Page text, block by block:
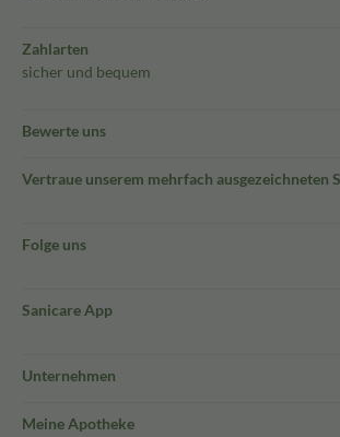
Zahlarten
sicher und bequem
Bewerte uns
Vertraue unserem mehrfach ausgezeichneten
Folge uns
Sanicare App
Unternehmen
Meine Apotheke